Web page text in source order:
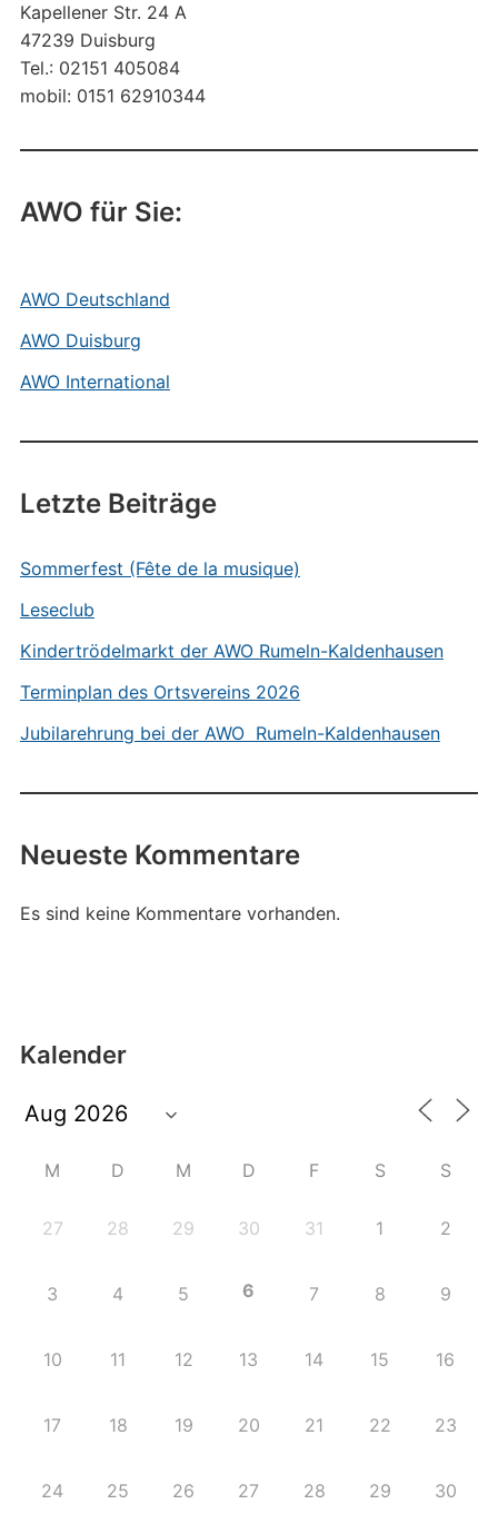
Kapellener Str. 24 A
47239 Duisburg
Tel.: 02151 405084
mobil: 0151 62910344
AWO für Sie:
AWO Deutschland
AWO Duisburg
AWO International
Letzte Beiträge
Sommerfest (Fête de la musique)
Leseclub
Kindertrödelmarkt der AWO Rumeln-Kaldenhausen
Terminplan des Ortsvereins 2026
Jubilarehrung bei der AWO Rumeln-Kaldenhausen
Neueste Kommentare
Es sind keine Kommentare vorhanden.
Kalender
M D M D F S S
27 28 29 30 31 1 2
3 4 5 6 7 8 9
10 11 12 13 14 15 16
17 18 19 20 21 22 23
24 25 26 27 28 29 30